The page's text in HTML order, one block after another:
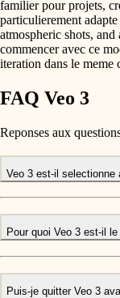
familier pour projets,
particulierement
atmospheric shots,
commencer avec ce
iteration dans le meme
FAQ Veo 3
Reponses aux
Veo 3 est-il selectionne
Pour quoi Veo 3 est-il
Puis-je quitter Veo 3